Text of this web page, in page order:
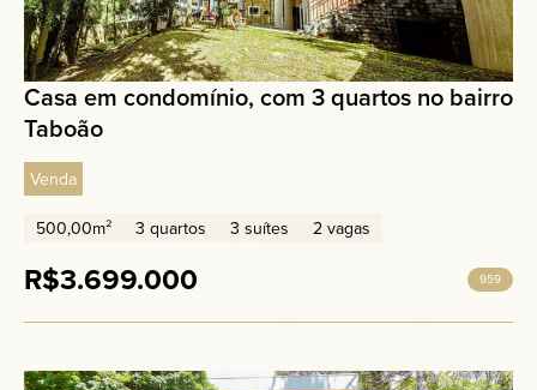
Casa em condomínio, com 3 quartos no bairro
Taboão
Venda
500,00m² 3 quartos 3 suítes 2 vagas
R$3.699.000 959